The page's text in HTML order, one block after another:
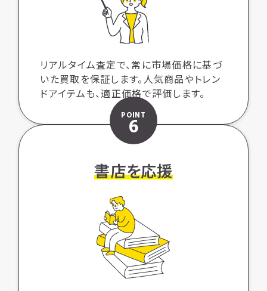
リアルタイム査定で、常に市場価格に基づ
いた買取を保証します。人気商品やトレン
ドアイテムも、適正価格で評価します。
POINT
6
書店を応援